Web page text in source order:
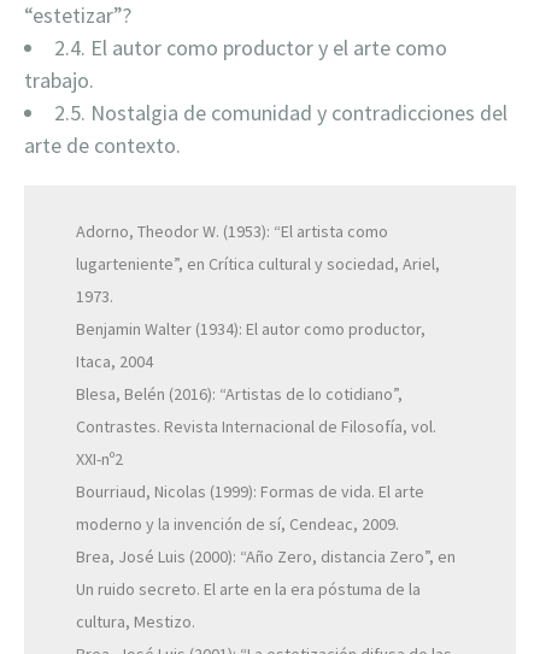
“estetizar”?
2.4. El autor como productor y el arte como
trabajo.
2.5. Nostalgia de comunidad y contradicciones del
arte de contexto.
Adorno, Theodor W. (1953): “El artista como
lugarteniente”, en Crítica cultural y sociedad, Ariel,
1973.
Benjamin Walter (1934): El autor como productor,
Itaca, 2004
Blesa, Belén (2016): “Artistas de lo cotidiano”,
Contrastes. Revista Internacional de Filosofía, vol.
XXI-nº2
Bourriaud, Nicolas (1999): Formas de vida. El arte
moderno y la invención de sí, Cendeac, 2009.
Brea, José Luis (2000): “Año Zero, distancia Zero”, en
Un ruido secreto. El arte en la era póstuma de la
cultura, Mestizo.